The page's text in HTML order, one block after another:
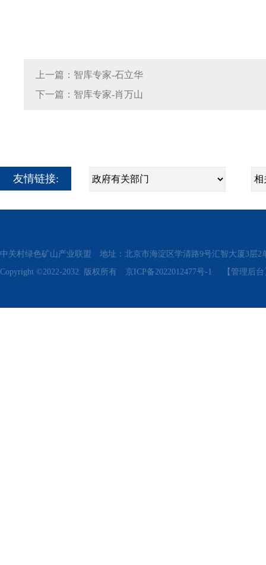
上一篇：智库专家-石立华
下一篇：智库专家-肖万山
友情链接:
中关村绿色矿山产业联盟 地址：北京市海淀区学清路9号汇智大厦3层
Copyright ©2022-2032. 版权所有 京ICP备2022012477号-1 【管理后